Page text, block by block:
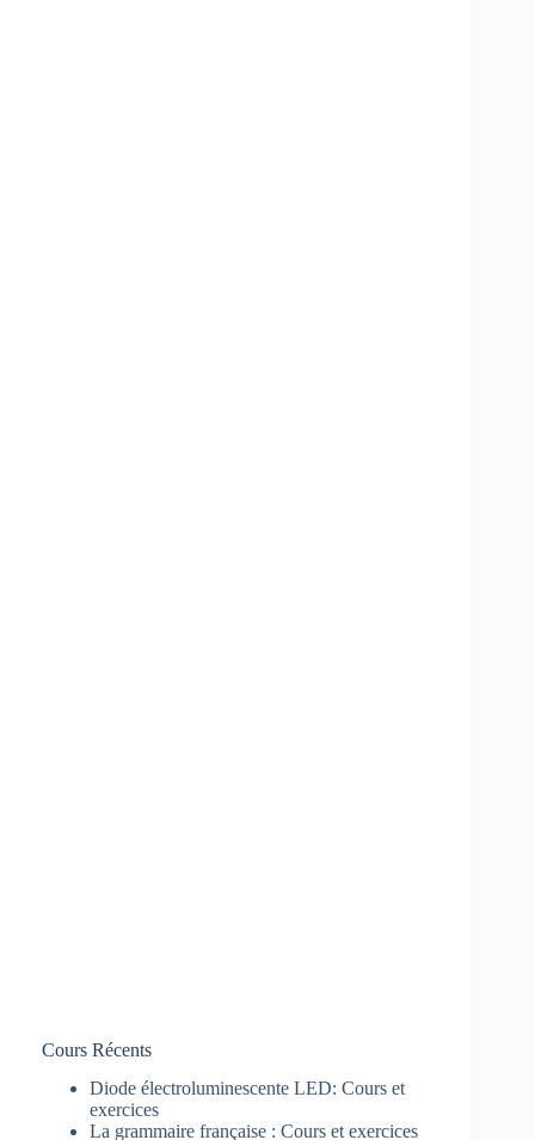
Cours Récents
Diode électroluminescente LED: Cours et
exercices
La grammaire française : Cours et exercices